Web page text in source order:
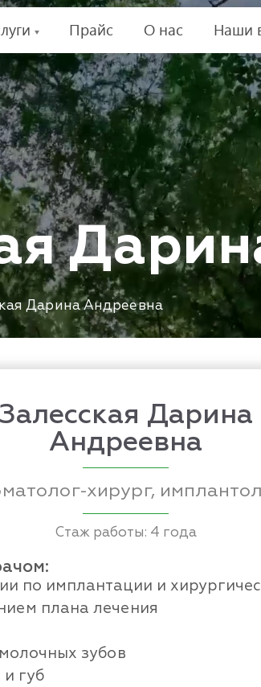
Прайс О нас Наши
яДарин
Дарина Андреевна
Залесская Дарина
Андреевна
хирург,
Стаж работы: 4 года
по имплантации и
плана лечения
зубов
губ